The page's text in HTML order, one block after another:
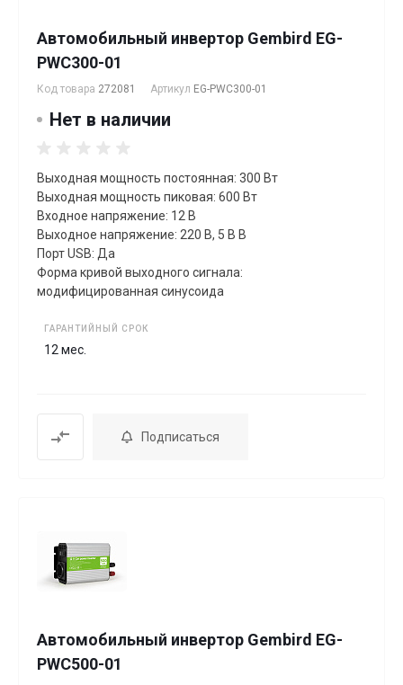
Автомобильный инвертор Gembird EG-
PWC300-01
Код товара 272081 Артикул EG-PWC300-01
Нет в наличии
Выходная мощность постоянная: 300 Вт
Выходная мощность пиковая: 600 Вт
Входное напряжение: 12 В
Выходное напряжение: 220 В, 5 В В
Порт USB: Да
Форма кривой выходного сигнала:
модифицированная синусоида
ГАРАНТИЙНЫЙ СРОК
12 мес.
Подписаться
Автомобильный инвертор Gembird EG-
PWC500-01